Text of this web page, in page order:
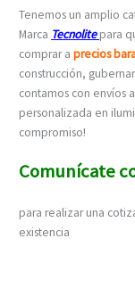
Tenemos un amplio
Marca Tecnolitepara
comprar aprecios
construcción,
contamos con envíos
personalizada en
compromiso!
Comunícate
para realizar una
existencia